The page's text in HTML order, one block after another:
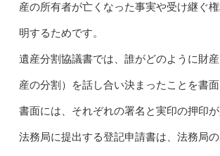
産の所有者が亡くなった事実や受け継ぐ
明するためです。
遺産分割協議書では、誰がどのように財
産の分割）を話し合い決まったことを書面
書面には、それぞれの署名と実印の押印が
法務局に提出する登記申請書は、法務局